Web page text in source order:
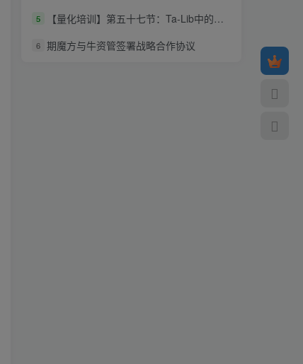
5 【量化培训】第五十七节：Ta-Lib中的蜻蜓十字线（ Dragonfly Doji）
6 期魔方与牛资管签署战略合作协议